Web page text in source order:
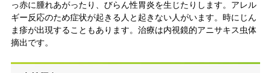
っ赤に腫れあがったり、びらん性胃炎を生じたりします。アレル
ギー反応のため症状が起きる人と起きない人がいます。時にじん
ま疹が出現することもあります。治療は内視鏡的アニサキス虫体
摘出です。